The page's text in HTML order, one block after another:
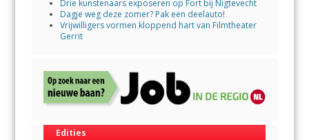
Drie kunstenaars exposeren op Fort bij Nigtevecht
Dagje weg deze zomer? Pak een deelauto!
Vrijwilligers vormen kloppend hart van Filmtheater
Gerrit
Edities